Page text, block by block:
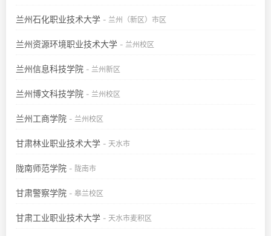
兰州石化职业技术大学 - 兰州（新区）市区
兰州资源环境职业技术大学 - 兰州校区
兰州信息科技学院 - 兰州新区
兰州博文科技学院 - 兰州校区
兰州工商学院 - 兰州校区
甘肃林业职业技术大学 - 天水市
陇南师范学院 - 陇南市
甘肃警察学院 - 皋兰校区
甘肃工业职业技术大学 - 天水市麦积区